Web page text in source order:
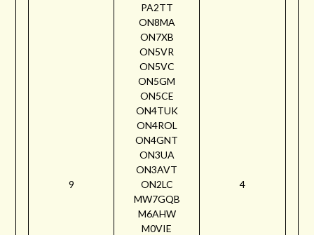
9
PA2TT
ON8MA
ON7XB
ON5VR
ON5VC
ON5GM
ON5CE
ON4TUK
ON4ROL
ON4GNT
ON3UA
ON3AVT
ON2LC
MW7GQB
M6AHW
M0VIE
4